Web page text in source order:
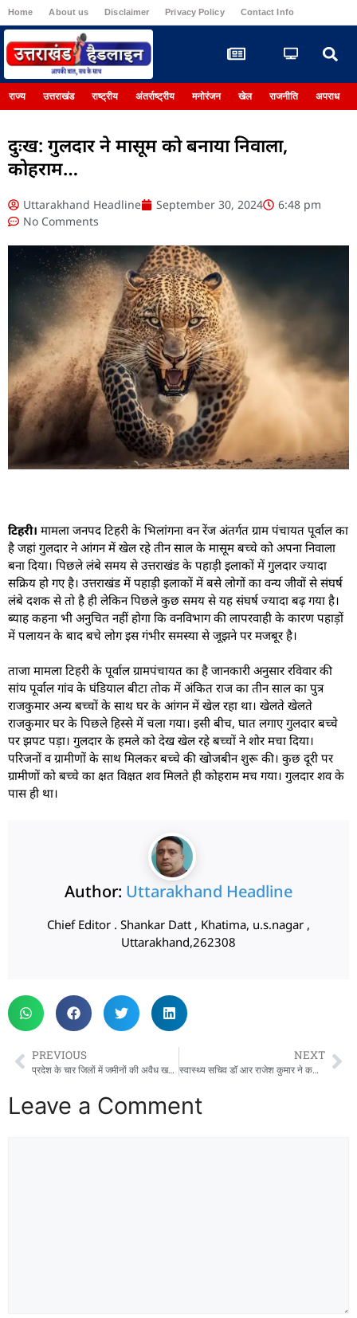
Home About us Disclaimer Privacy Policy Contact Info
राज्य उत्तराखंड राष्ट्रीय अंतर्राष्ट्रीय मनोरंजन खेल राजनीति अपराध
दुःख: गुलदार ने मासूम को बनाया निवाला,
कोहराम…
Uttarakhand Headline September 30, 2024
6:48 pm
No Comments
टिहरी। मामला जनपद टिहरी के भिलांगना वन रेंज अंतर्गत ग्राम पंचायत पूर्वाल का
है जहां गुलदार ने आंगन में खेल रहे तीन साल के मासूम बच्चे को अपना निवाला
बना दिया। पिछले लंबे समय से उत्तराखंड के पहाड़ी इलाकों में गुलदार ज्यादा
सक्रिय हो गए है। उत्तराखंड में पहाड़ी इलाकों में बसे लोगों का वन्य जीवों से संघर्ष
लंबे दशक से तो है ही लेकिन पिछले कुछ समय से यह संघर्ष ज्यादा बढ़ गया है।
ब्याह कहना भी अनुचित नहीं होगा कि वनविभाग की लापरवाही के कारण पहाड़ों
में पलायन के बाद बचे लोग इस गंभीर समस्या से जूझने पर मजबूर है।
ताजा मामला टिहरी के पूर्वाल ग्रामपंचायत का है जानकारी अनुसार रविवार की
सांय पूर्वाल गांव के घंडियाल बीटा तोक में अंकित राज का तीन साल का पुत्र
राजकुमार अन्य बच्चों के साथ घर के आंगन में खेल रहा था। खेलते खेलते
राजकुमार घर के पिछले हिस्से में चला गया। इसी बीच, घात लगाए गुलदार बच्चे
पर झपट पड़ा। गुलदार के हमले को देख खेल रहे बच्चों ने शोर मचा दिया।
परिजनों व ग्रामीणों के साथ मिलकर बच्चे की खोजबीन शुरू की। कुछ दूरी पर
ग्रामीणों को बच्चे का क्षत विक्षत शव मिलते ही कोहराम मच गया। गुलदार शव के
पास ही था।
Author: Uttarakhand Headline
Chief Editor . Shankar Datt , Khatima, u.s.nagar ,
Uttarakhand,262308
PREVIOUS
प्रदेश के चार जिलों में जमीनों की अवैध खरीद-फरोख्त की जांच…
NEXT
स्वास्थ्य सचिव डॉ आर राजेश कुमार ने कहा चिकित्सकों की मांगों को लेकर गंभीर शासन…
Leave a Comment